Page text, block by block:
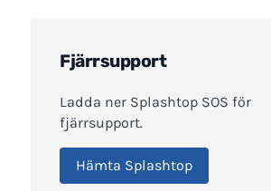
Fjärrsupport
Ladda ner Splashtop SOS för
fjärrsupport.
Hämta Splashtop